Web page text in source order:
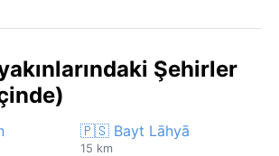
Şehirler
🇵🇸 Bayt Lāhyā
15 km